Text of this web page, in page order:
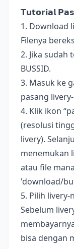
𝗧𝘂𝘁𝗼𝗿𝗶𝗮𝗹
1. Download
Filenya
2. Jika sudah
BUSSID.
3. Masuk ke
pasang
4. Klik ikon
(resolusi
livery).
menemukan
atau file
'download/
5. Pilih
Sebelum
bisa dengan